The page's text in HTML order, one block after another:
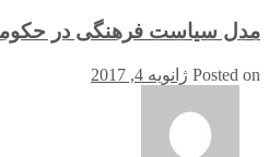
مدل سیاست‌ فرهنگی در
Posted on ژانویه 4, 2017